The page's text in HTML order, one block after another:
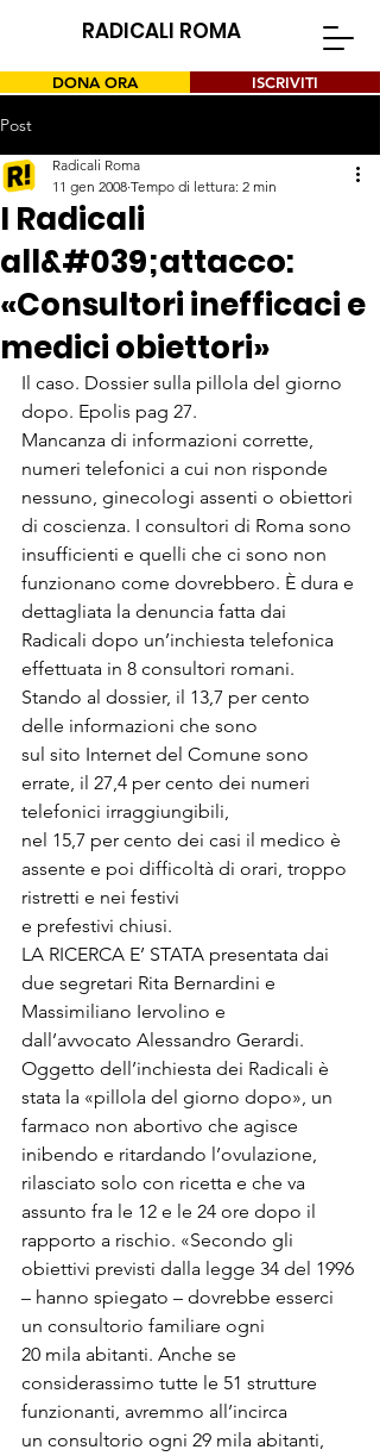
RADICALI ROMA
DONA ORA ISCRIVITI
Post
I Radicali
all&#039;attacco:
«Consultori inefficaci e
medici obiettori»
Radicali Roma
11 gen 2008 Tempo di lettura: 2 min
Il caso. Dossier sulla pillola del giorno
dopo. Epolis pag 27.
Mancanza di informazioni corrette,
numeri telefonici a cui non risponde
nessuno, ginecologi assenti o obiettori
di coscienza. I consultori di Roma sono
insufficienti e quelli che ci sono non
funzionano come dovrebbero. È dura e
dettagliata la denuncia fatta dai
Radicali dopo un’inchiesta telefonica
effettuata in 8 consultori romani.
Stando al dossier, il 13,7 per cento
delle informazioni che sono
sul sito Internet del Comune sono
errate, il 27,4 per cento dei numeri
telefonici irraggiungibili,
nel 15,7 per cento dei casi il medico è
assente e poi difficoltà di orari, troppo
ristretti e nei festivi
e prefestivi chiusi.
LA RICERCA E’ STATA presentata dai
due segretari Rita Bernardini e
Massimiliano Iervolino e
dall’avvocato Alessandro Gerardi.
Oggetto dell’inchiesta dei Radicali è
stata la «pillola del giorno dopo», un
farmaco non abortivo che agisce
inibendo e ritardando l’ovulazione,
rilasciato solo con ricetta e che va
assunto fra le 12 e le 24 ore dopo il
rapporto a rischio. «Secondo gli
obiettivi previsti dalla legge 34 del 1996
– hanno spiegato – dovrebbe esserci
un consultorio familiare ogni
20 mila abitanti. Anche se
considerassimo tutte le 51 strutture
funzionanti, avremmo all’incirca
un consultorio ogni 29 mila abitanti,